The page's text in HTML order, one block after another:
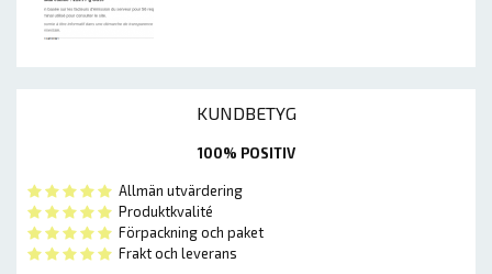
KUNDBETYG
100% POSITIV
Allmän utvärdering
Produktkvalité
Förpackning och paket
Frakt och leverans